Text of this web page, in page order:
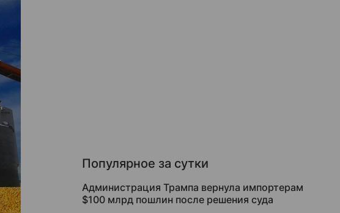
Популярное за сутки
Администрация Трампа вернула импортерам
$100 млрд пошлин после решения суда